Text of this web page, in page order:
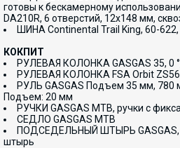
готовы к бескамерному
DA210R, 6 отверстий, 12x148 мм,
ШИНА Continental Trail King, 60-622,
КОКПИТ
РУЛЕВАЯ КОЛОНКА GASGAS 35, 0
РУЛЕВАЯ КОЛОНКА FSA Orbit
РУЛЬ GASGAS Подъем 35 мм, 780
Подъем: 20 мм
РУЧКИ GASGAS MTB, ручки с
СЕДЛО GASGAS MTB
ПОДСЕДЕЛЬНЫЙ ШТЫРЬ GASGAS,
штырь